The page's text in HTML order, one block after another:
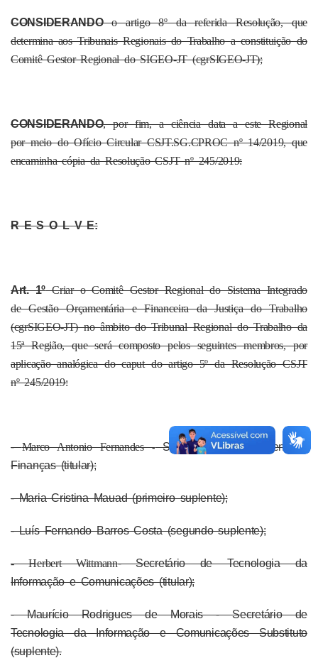
CONSIDERANDOo artigo 8º da referida Resolução, que
determina aos Tribunais Regionais do Trabalho a constituição do
Comitê Gestor Regional do SIGEO-JT (cgrSIGEO-JT);
CONSIDERANDO, por fim, a ciência data a este Regional
por meio do Ofício Circular CSJT.SG.CPROC nº 14/2019, que
encaminha cópia da Resolução CSJT nº 245/2019:
R E S O L V E:
Art. 1ºCriar o Comitê Gestor Regional do Sistema Integrado
de Gestão Orçamentária e Financeira da Justiça do Trabalho
(cgrSIGEO-JT) no âmbito do Tribunal Regional do Trabalho da
15ª Região, que será composto pelos seguintes membros, por
aplicação analógica do caput do artigo 5º da Resolução CSJT
nº 245/2019:
-Marco Antonio Fernandes -Secretário de Orçamento e
Finanças (titular);
- Maria Cristina Mauad (primeiro suplente);
- Luís Fernando Barros Costa (segundo suplente);
- Herbert Wittmann- Secretário de Tecnologia da
Informação e Comunicações (titular);
- Maurício Rodrigues de Morais - Secretário de
Tecnologia da Informação e Comunicações Substituto
(suplente).